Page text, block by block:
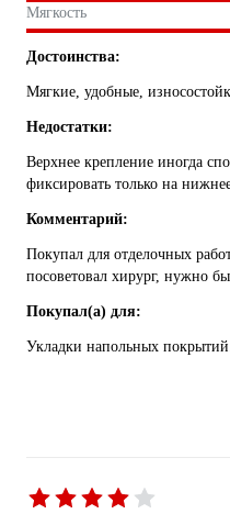
Мягкость
Достоинства:
Мягкие, удобные,
Недостатки:
Верхнее крепление иногда
фиксировать только на
Комментарий:
Покупал для отделочных
посоветовал хирург, нужно
Покупал(а) для:
Укладки напольных